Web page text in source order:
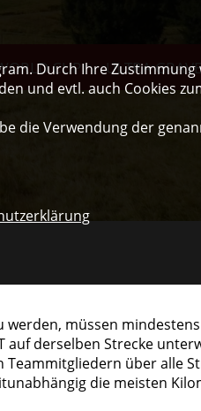
CUP ULTRA
müssen
auf derselben Strecke
über alle
die meisten
Durch Ihre Zustimmung
und evtl. auch Cookies
die Verwendung der